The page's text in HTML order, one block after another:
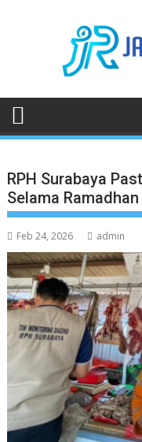
RPH Surabaya
Selama
Feb 24, 2026 admin